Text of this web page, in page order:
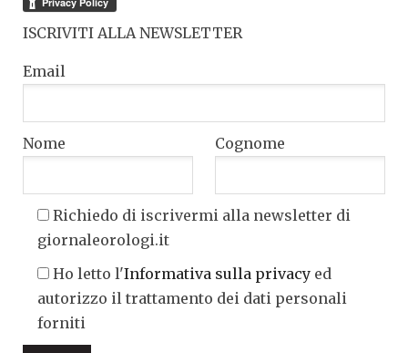
ISCRIVITI ALLA NEWSLETTER
Email
Nome Cognome
Richiedo di iscrivermi alla newsletter di
giornaleorologi.it
Ho letto l'Informativa sulla privacy ed
autorizzo il trattamento dei dati personali
forniti